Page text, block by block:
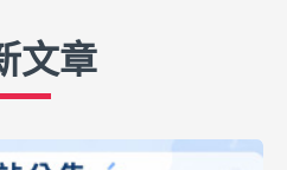
文章